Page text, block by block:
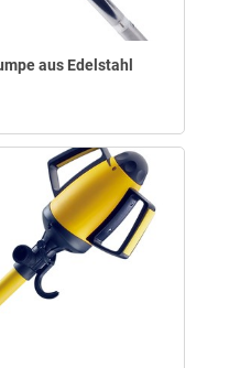
aus Edelstahl